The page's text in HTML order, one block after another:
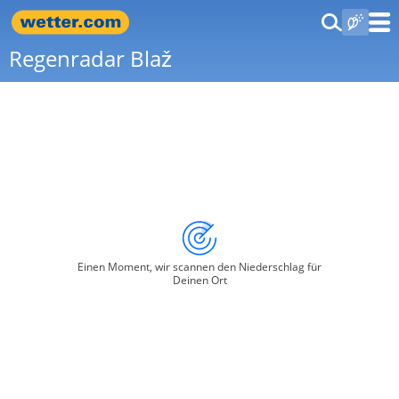
Regenradar Blaž
Einen Moment, wir scannen den Niederschlag für
Deinen Ort